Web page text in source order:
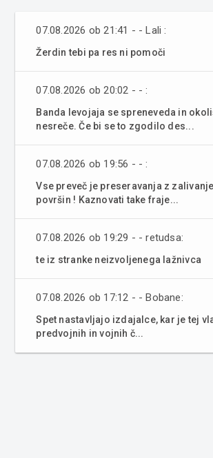
07.08.2026 ob 21:41 - - Lali :
Žerdin tebi pa res ni pomoči
07.08.2026 ob 20:02 - - :
Banda levojaja se spreneveda in
nesreče. Če bi se to zgodilo des...
07.08.2026 ob 19:56 - - :
Vse preveč je preseravanja z
površin ! Kaznovati take fraje...
07.08.2026 ob 19:29 - - retudsa:
te iz stranke neizvoljenega lažnivca
07.08.2026 ob 17:12 - - Bobane:
Spet nastavljajo izdajalce, kar je tej
predvojnih in vojnih č...